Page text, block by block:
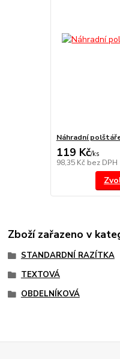
Náhradní
119 Kč/ks
98,35 Kč bez DPH
Zboží zařazeno v
STANDARDNÍ RAZÍTKA
TEXTOVÁ
OBDELNÍKOVÁ